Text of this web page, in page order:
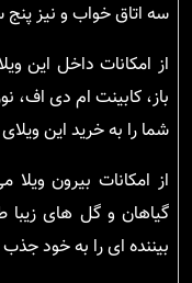
سه اتاق خواب و نیز
از امکانات داخل این
باز، کابینت ام دی اف،
شما را به خرید این
از امکانات بیرون
گیاهان و گل های
بیننده ای را به خود